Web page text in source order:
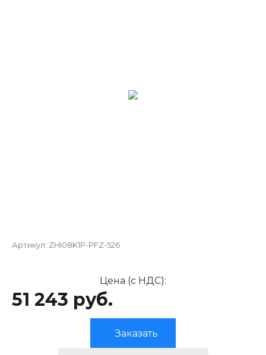
Артикул: ZHI08K1P-PFZ-526
Цена (с НДС):
51 243 руб.
Заказать